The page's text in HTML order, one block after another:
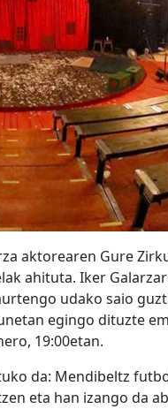
aktorearen Gure
ahituta. Iker
udako saio
egingo dituzte
19:00etan.
da: Mendibeltz
eta han izango da